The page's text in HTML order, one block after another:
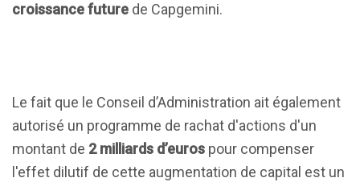
croissance future de Capgemini.
Le fait que le Conseil d’Administration ait également
autorisé un programme de rachat d'actions d'un
montant de 2 milliards d’euros pour compenser
l'effet dilutif de cette augmentation de capital est un